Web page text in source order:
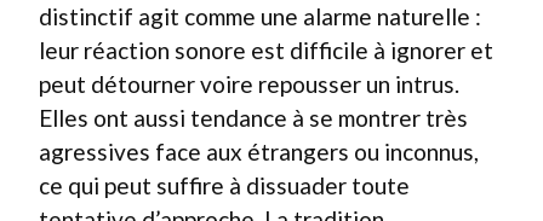
distinctif agit comme une alarme naturelle :
leur réaction sonore est difficile à ignorer et
peut détourner voire repousser un intrus.
Elles ont aussi tendance à se montrer très
agressives face aux étrangers ou inconnus,
ce qui peut suffire à dissuader toute